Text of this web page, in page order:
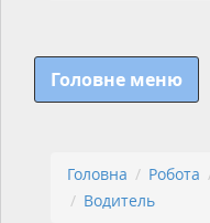
Головне меню
Головна Робота
Водитель